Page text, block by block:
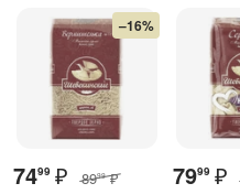
–16%
7499 ₽ 8999 ₽ 7999 ₽